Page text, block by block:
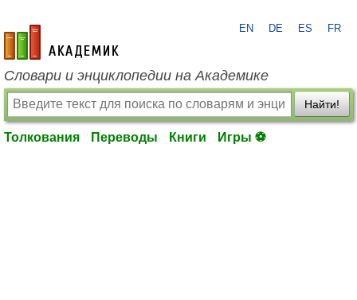
academic.ru
EN DE ES FR
Словари и энциклопедии на Академике
Найти!
Толкования Переводы Книги Игры ⚽